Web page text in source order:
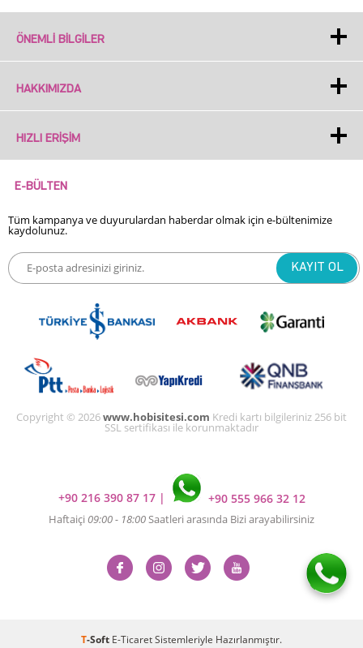
ÖNEMLI BILGILER
HAKKIMIZDA
HIZLI ERIŞIM
E-BÜLTEN
Tüm kampanya ve duyurulardan haberdar olmak için e-bültenimize
kaydolunuz.
Copyright © 2026www.hobisitesi.com Kredi kartı bilgileriniz 256 bit
SSL sertifikası ile korunmaktadır
+90 216 390 87 17 | +90 555 966 32 12
Haftaiçi 09:00 - 18:00Saatleri arasında Bizi arayabilirsiniz
T-Soft E-TicaretSistemleriyle Hazırlanmıştır.